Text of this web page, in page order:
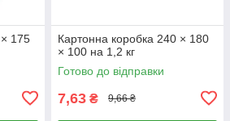
175
Картонна коробка 240 × 180
× 100 на 1,2 кг
Готово до відправки
7,63 ₴ 9,66 ₴